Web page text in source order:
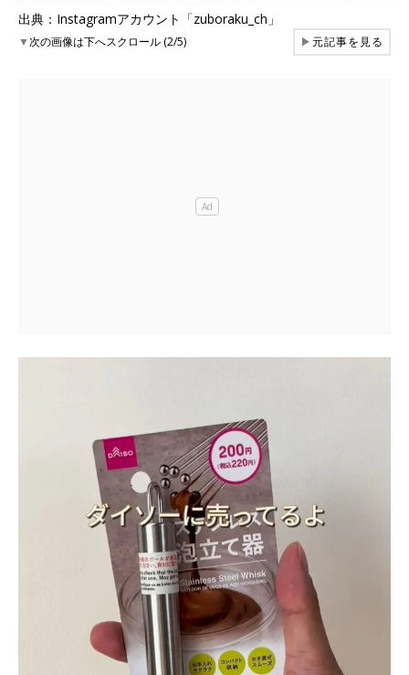
出典：Instagramアカウント「zuboraku_ch」
▼次の画像は下へスクロール (2/5) ▶元記事を見る